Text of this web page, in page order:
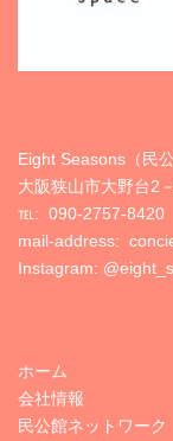
Eight Seasons（民
大阪狭山市大野台2
℡: 090-2757-8420
mail-address:
Instagram:
ホーム
会社情報
民公館ネットワーク